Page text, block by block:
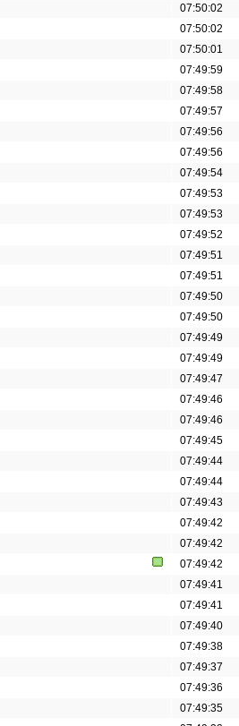
07:50:02
07:50:02
07:50:01
07:49:59
07:49:58
07:49:57
07:49:56
07:49:56
07:49:54
07:49:53
07:49:53
07:49:52
07:49:51
07:49:51
07:49:50
07:49:50
07:49:49
07:49:49
07:49:47
07:49:46
07:49:46
07:49:45
07:49:44
07:49:44
07:49:43
07:49:42
07:49:42
07:49:42
07:49:41
07:49:41
07:49:40
07:49:38
07:49:37
07:49:36
07:49:35